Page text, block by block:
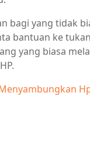
bagi yang tidak
bantuan ke
yang biasa